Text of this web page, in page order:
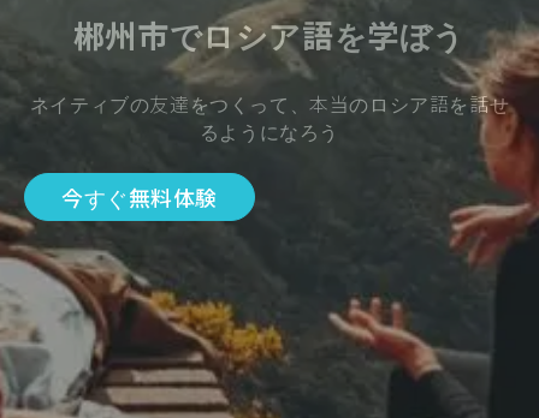
郴州市でロシア語を学ぼう
ネイティブの友達をつくって、本当のロシア語を話せ
るようになろう
今すぐ無料体験